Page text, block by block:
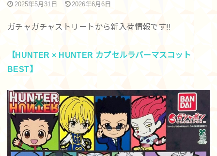
2025年5月31日 2026年6月6日
ガチャガチャストリートから新入荷情報です!!
【HUNTER × HUNTER カプセルラバーマスコット
BEST】